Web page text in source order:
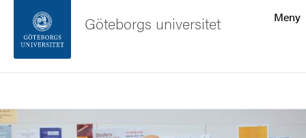
Sidfoten
Meny
Göteborgs universitet
Bild